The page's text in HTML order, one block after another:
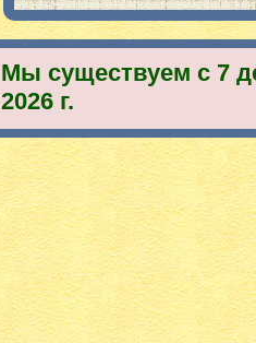
Мы существуем с 7
2026 г.